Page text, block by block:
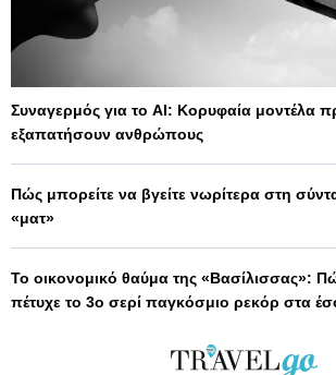
Συναγερμός για το AI: Κορυφαία μοντέλα
εξαπατήσουν ανθρώπους
Πώς μπορείτε να βγείτε νωρίτερα στη
«ματ»
Το οικονομικό θαύμα της «Βασίλισσας»:
πέτυχε το 3ο σερί παγκόσμιο ρεκόρ στα